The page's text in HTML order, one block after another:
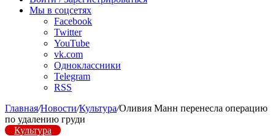
Мы в соцсетях
Facebook
Twitter
YouTube
vk.com
Одноклассники
Telegram
RSS
Главная/Новости/Культура/Оливия Манн перенесла операцию
по удалению груди
Культура